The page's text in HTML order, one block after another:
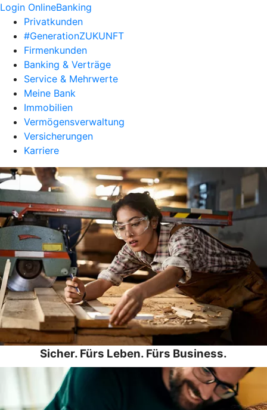
Login OnlineBanking
Privatkunden
#GenerationZUKUNFT
Firmenkunden
Banking & Verträge
Service & Mehrwerte
Meine Bank
Immobilien
Vermögensverwaltung
Versicherungen
Karriere
Sicher. Fürs Leben. Fürs Business.